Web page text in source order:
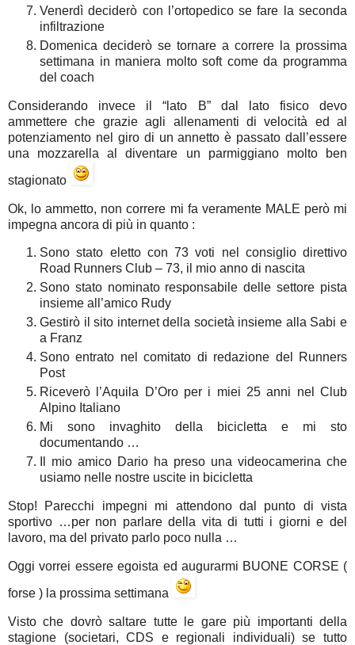
Venerdì deciderò con l’ortopedico se fare la seconda
infiltrazione
Domenica deciderò se tornare a correre la prossima
settimana in maniera molto soft come da programma
del coach
Considerando invece il “lato B” dal lato fisico devo
ammettere che grazie agli allenamenti di velocità ed al
potenziamento nel giro di un annetto è passato dall’essere
una mozzarella al diventare un parmiggiano molto ben
stagionato
Ok, lo ammetto, non correre mi fa veramente MALE però mi
impegna ancora di più in quanto :
Sono stato eletto con 73 voti nel consiglio direttivo
Road Runners Club – 73, il mio anno di nascita
Sono stato nominato responsabile delle settore pista
insieme all’amico Rudy
Gestirò il sito internet della società insieme alla Sabi e
a Franz
Sono entrato nel comitato di redazione del Runners
Post
Riceverò l’Aquila D’Oro per i miei 25 anni nel Club
Alpino Italiano
Mi sono invaghito della bicicletta e mi sto
documentando …
Il mio amico Dario ha preso una videocamerina che
usiamo nelle nostre uscite in bicicletta
Stop! Parecchi impegni mi attendono dal punto di vista
sportivo …per non parlare della vita di tutti i giorni e del
lavoro, ma del privato parlo poco nulla …
Oggi vorrei essere egoista ed augurarmi BUONE CORSE (
forse ) la prossima settimana
Visto che dovrò saltare tutte le gare più importanti della
stagione (societari, CDS e regionali individuali) se tutto